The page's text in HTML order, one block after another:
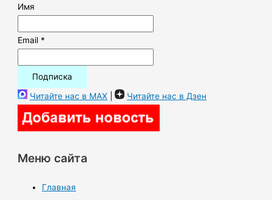
Имя
Email *
Читайте нас в MAX | Читайте нас в Дзен
Меню сайта
Главная